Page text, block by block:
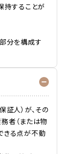
持することが
分を構成す
証人）が、その
者（または物
きる点が不動